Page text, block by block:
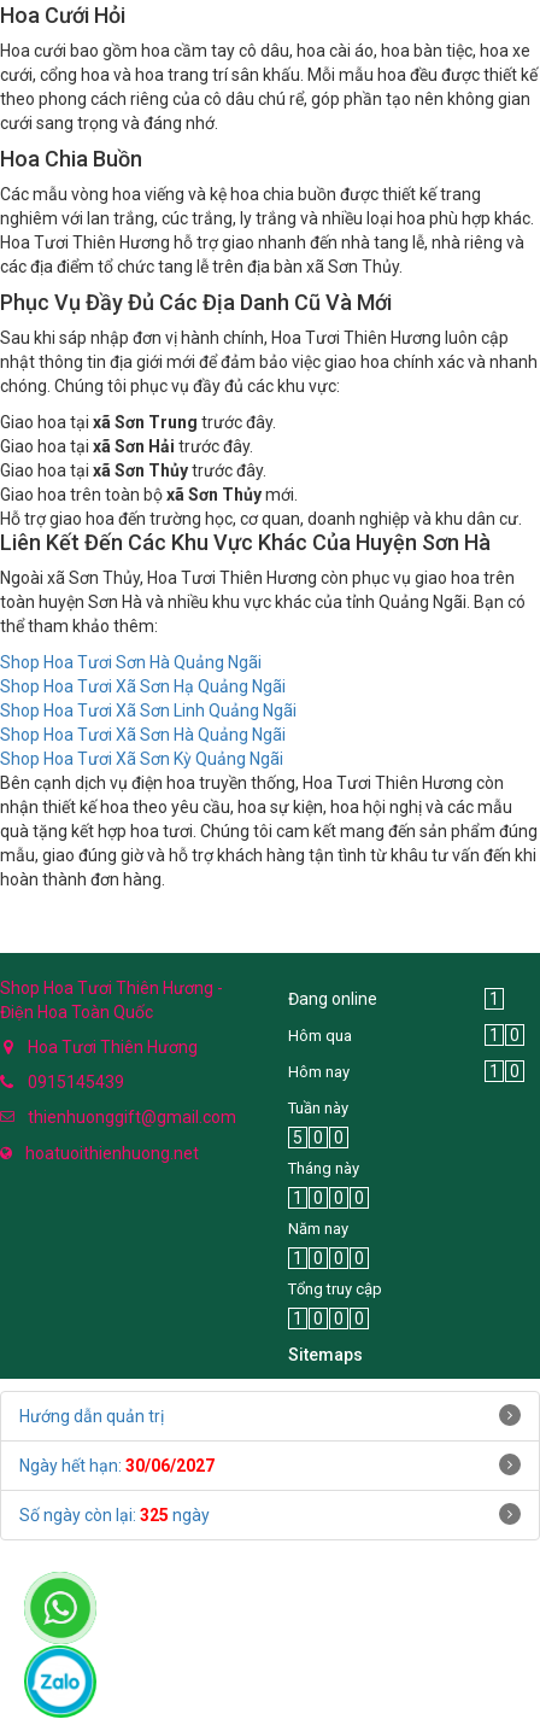
Hoa Cưới Hỏi
Hoa cưới bao gồm hoa cầm tay cô dâu, hoa cài áo, hoa bàn tiệc, hoa xe
cưới, cổng hoa và hoa trang trí sân khấu. Mỗi mẫu hoa đều được thiết kế
theo phong cách riêng của cô dâu chú rể, góp phần tạo nên không gian
cưới sang trọng và đáng nhớ.
Hoa Chia Buồn
Các mẫu vòng hoa viếng và kệ hoa chia buồn được thiết kế trang
nghiêm với lan trắng, cúc trắng, ly trắng và nhiều loại hoa phù hợp khác.
Hoa Tươi Thiên Hương hỗ trợ giao nhanh đến nhà tang lễ, nhà riêng và
các địa điểm tổ chức tang lễ trên địa bàn xã Sơn Thủy.
Phục Vụ Đầy Đủ Các Địa Danh Cũ Và Mới
Sau khi sáp nhập đơn vị hành chính, Hoa Tươi Thiên Hương luôn cập
nhật thông tin địa giới mới để đảm bảo việc giao hoa chính xác và nhanh
chóng. Chúng tôi phục vụ đầy đủ các khu vực:
Giao hoa tại xã Sơn Trung trước đây.
Giao hoa tại xã Sơn Hải trước đây.
Giao hoa tại xã Sơn Thủytrước đây.
Giao hoa trên toàn bộxã Sơn Thủymới.
Hỗ trợ giao hoa đến trường học, cơ quan, doanh nghiệp và khu dân cư.
Liên Kết Đến Các Khu Vực Khác Của Huyện Sơn Hà
Ngoài xã Sơn Thủy, Hoa Tươi Thiên Hương còn phục vụ giao hoa trên
toàn huyện Sơn Hà và nhiều khu vực khác của tỉnh Quảng Ngãi. Bạn có
thể tham khảo thêm:
Shop Hoa Tươi Sơn Hà Quảng Ngãi
Shop Hoa Tươi Xã Sơn Hạ Quảng Ngãi
Shop Hoa Tươi Xã Sơn Linh Quảng Ngãi
Shop Hoa Tươi Xã Sơn Hà Quảng Ngãi
Shop Hoa Tươi Xã Sơn Kỳ Quảng Ngãi
Bên cạnh dịch vụ điện hoa truyền thống, Hoa Tươi Thiên Hương còn
nhận thiết kế hoa theo yêu cầu, hoa sự kiện, hoa hội nghị và các mẫu
quà tặng kết hợp hoa tươi. Chúng tôi cam kết mang đến sản phẩm đúng
mẫu, giao đúng giờ và hỗ trợ khách hàng tận tình từ khâu tư vấn đến khi
hoàn thành đơn hàng.
Shop Hoa Tươi Thiên Hương -
Điện Hoa Toàn Quốc
Hoa Tươi Thiên Hương
0915145439
thienhuonggift@gmail.com
hoatuoithienhuong.net
Đang online 1
Hôm qua 1 0
Hôm nay 1 0
Tuần này
5 0 0
Tháng này
1 0 0 0
Năm nay
1 0 0 0
Tổng truy cập
1 0 0
0
Sitemaps
Hướng dẫn quản trị
Ngày hết hạn: 30/06/2027
Số ngày còn lại: 325 ngày